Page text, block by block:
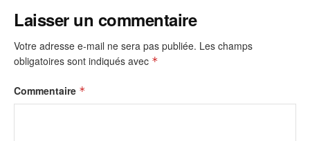
Laisser un commentaire
Votre adresse e-mail ne sera pas publiée. Les champs
obligatoires sont indiqués avec *
Commentaire *